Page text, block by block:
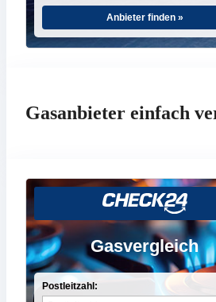
Anbieter finden »
Gasanbieter einfach
Gasvergleich
Postleitzahl: